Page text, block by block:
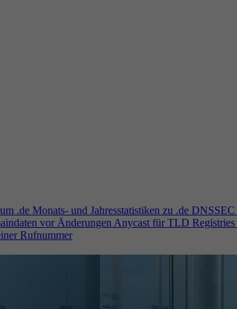
.de Monats- und Jahresstatistiken zu .de DNSSEC
vor ÄnderungenAnycast für TLD Registries
Rufnummer